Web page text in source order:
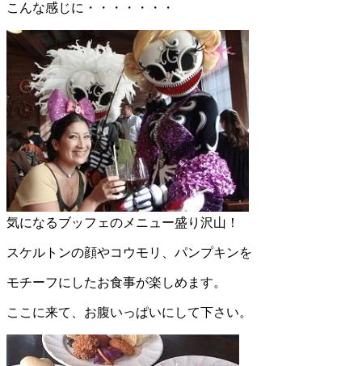
こんな感じに・・・・・・・
気になるブッフェのメニュー盛り沢山！
スケルトンの顔やコウモリ、パンプキンを
モチーフにしたお食事が楽しめます。
ここに来て、お腹いっぱいにして下さい。